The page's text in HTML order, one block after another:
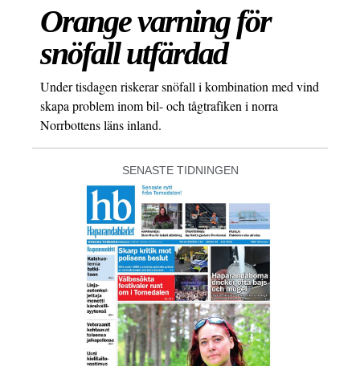
Orange varning för
snöfall utfärdad
Under tisdagen riskerar snöfall i kombination med vind
skapa problem inom bil- och tågtrafiken i norra
Norrbottens läns inland.
SENASTE TIDNINGEN